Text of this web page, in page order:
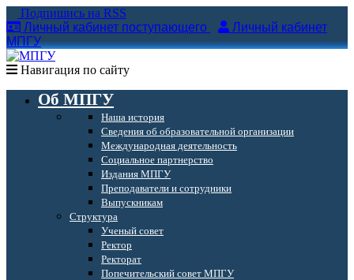
Подпишись на RSS
Личный кабинет поступающего
Личный кабинет
МПГУ
Навигация по сайту
Об МПГУ
Наша история
Сведения об образовательной организации
Международная деятельность
Социальное партнерство
Издания МПГУ
Преподаватели и сотрудники
Выпускникам
Структура
Ученый совет
Ректор
Ректорат
Попечительский совет МПГУ